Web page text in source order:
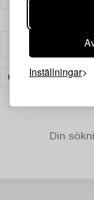
Inställningar
KERAMIK RENSA
Din